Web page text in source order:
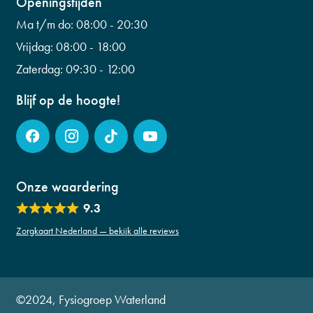
0299 223 798
info@fysiogroepwaterland.nl
Ma t/m do: 08:00 - 20:30
Vrijdag: 08:00 - 18:00
Zaterdag: 09:30 - 12:00
Blijf op de hoogte!
Onze waardering
9.3
Zorgkaart Nederland — bekijk alle reviews
©2024, Fysiogroep Waterland